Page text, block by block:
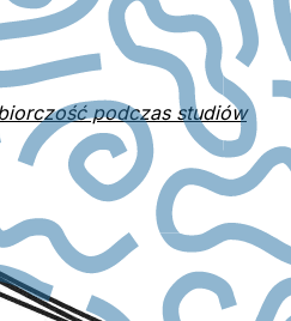
podczas studiów